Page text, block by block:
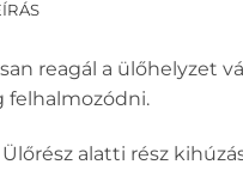
reagál a ülőhelyzet
felhalmozódni.
alatti rész